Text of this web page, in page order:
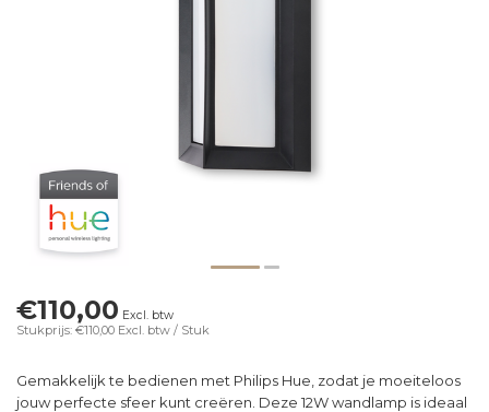
€110,00 Excl. btw
Stukprijs: €110,00 Excl. btw / Stuk
Gemakkelijk te bedienen met Philips Hue, zodat je moeiteloos
jouw perfecte sfeer kunt creëren. Deze 12W wandlamp is ideaal